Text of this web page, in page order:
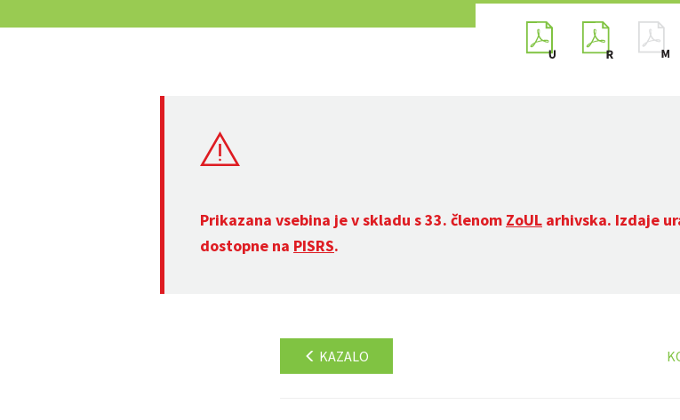
Prikazana vsebina je v skladu s 33. členom ZoUL arhivska. Izdaje
dostopne na PISRS.
KAZALO